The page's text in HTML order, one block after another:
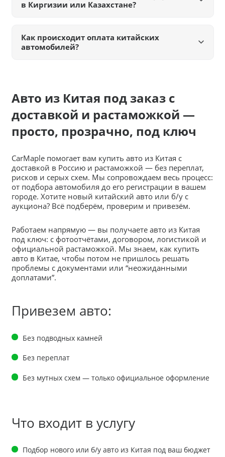
в Киргизии или Казахстане?
Как происходит оплата китайских
автомобилей?
Авто из Китая под заказ с
доставкой и растаможкой —
просто, прозрачно, под ключ
CarMaple помогает вам купить авто из Китая с
доставкой в Россию и растаможкой — без переплат,
рисков и серых схем. Мы сопровождаем весь процесс:
от подбора автомобиля до его регистрации в вашем
городе. Хотите новый китайский авто или б/у с
аукциона? Всё подберём, проверим и привезём.
Работаем напрямую — вы получаете авто из Китая
под ключ: с фотоотчётами, договором, логистикой и
официальной растаможкой. Мы знаем, как купить
авто в Китае, чтобы потом не пришлось решать
проблемы с документами или “неожиданными
доплатами”.
Привезем авто:
Без подводных камней
Без переплат
Без мутных схем — только официальное оформление
Что входит в услугу
Подбор нового или б/у авто из Китая под ваш бюджет